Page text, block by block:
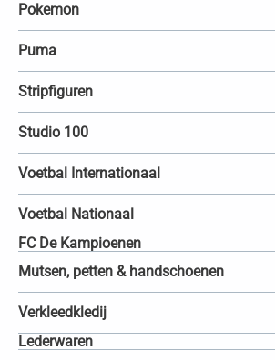
Pokemon
Puma
Stripfiguren
Studio 100
Voetbal Internationaal
Voetbal Nationaal
FC De Kampioenen
Mutsen, petten & handschoenen
Verkleedkledij
Lederwaren